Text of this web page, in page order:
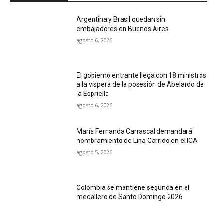
Argentina y Brasil quedan sin
embajadores en Buenos Aires
agosto 6, 2026
El gobierno entrante llega con 18 ministros
a la víspera de la posesión de Abelardo de
la Espriella
agosto 6, 2026
María Fernanda Carrascal demandará
nombramiento de Lina Garrido en el ICA
agosto 5, 2026
Colombia se mantiene segunda en el
medallero de Santo Domingo 2026